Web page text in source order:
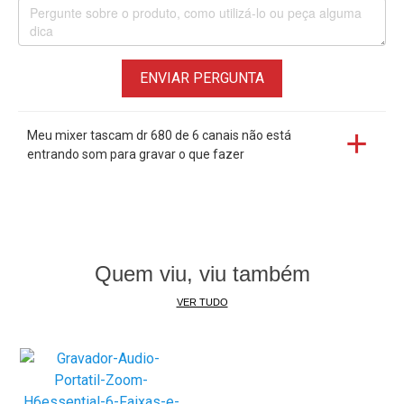
Entrada digital S/PDIF
USB 2.0
O case é personalizado para o DR-680
Mantém todos os controles acessíveis
ENVIAR PERGUNTA
Meu mixer tascam dr 680 de 6 canais não está
entrando som para gravar o que fazer
Quem viu, viu também
VER TUDO